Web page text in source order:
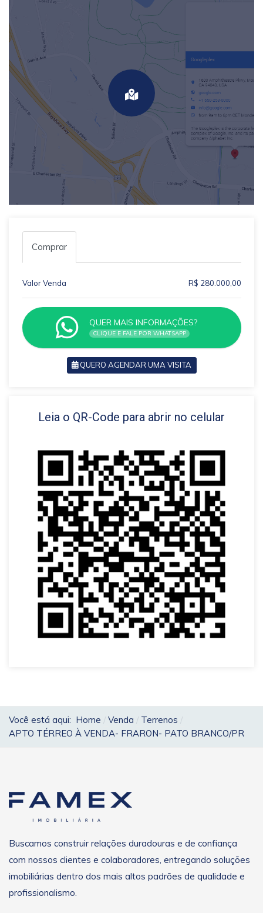
Comprar
Valor Venda R$ 280.000,00
QUER MAIS INFORMAÇÕES?
CLIQUE E FALE POR WHATSAPP
QUERO AGENDAR UMA VISITA
VOLTAR
Leia o QR-Code para abrir no celular
Você está aqui: Home Venda
Terrenos
APTO TÉRREO À VENDA- FRARON- PATO BRANCO/PR
Buscamos construir relações duradouras e de confiança
com nossos clientes e colaboradores, entregando soluções
imobiliárias dentro dos mais altos padrões de qualidade e
profissionalismo.